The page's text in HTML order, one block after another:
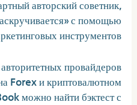
с помощью
инструментов.
провайдеров
Forex и криптовалютном
можно найти бэктест с